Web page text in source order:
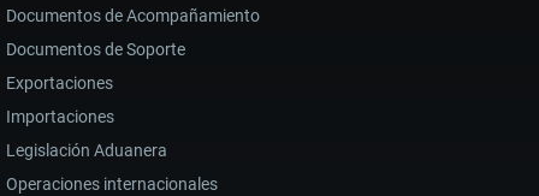
IMPULSAN
NUEVOS
MERCADOS
PESE
A
LA
Documentos de Acompañamiento
Documentos de Soporte
Exportaciones
Importaciones
Legislación Aduanera
Operaciones internacionales